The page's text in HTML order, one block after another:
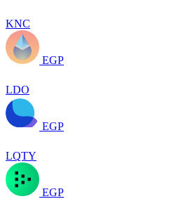
KNC
EGP
LDO
EGP
LQTY
EGP